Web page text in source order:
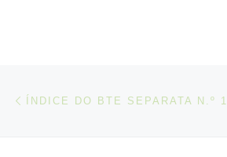
Post navigation
ÍNDICE DO BTE SEPARATA N.º